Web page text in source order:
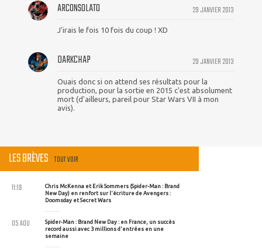
29 JANVIER 2013
ARCONSOLATO
J'irais le fois 10 fois du coup ! XD
29 JANVIER 2013
DARKCHAP
Ouais donc si on attend ses résultats pour la
production, pour la sortie en 2015 c'est absolument
mort (d'ailleurs, pareil pour Star Wars VII à mon
avis).
LES BRÈVES TOUT VOIR
Chris McKenna et Erik Sommers (Spider-Man : Brand
New Day) en renfort sur l'écriture de Avengers :
Doomsday et Secret Wars
11:19
Spider-Man : Brand New Day : en France, un succès
record aussi avec 3 millions d'entrées en une
semaine
05 AOU